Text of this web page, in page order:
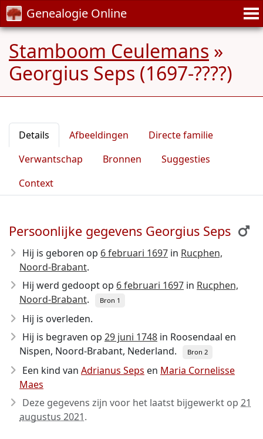
Genealogie Online
Stamboom Ceulemans »
Georgius Seps (1697-????)
Details Afbeeldingen
Directe familie
Verwantschap
Bronnen
Suggesties
Context
Persoonlijke gegevens Georgius Seps
Hij is geboren op 6 februari 1697 in Rucphen,
Noord-Brabant.
Hij werd gedoopt op 6 februari 1697 in Rucphen,
Noord-Brabant. Bron 1
Hij is overleden.
Hij is begraven op 29 juni 1748 in Roosendaal en
Nispen, Noord-Brabant, Nederland.
Bron 2
Een kind van Adrianus Seps en Maria Cornelisse
Maes
Deze gegevens zijn voor het laatst bijgewerkt op 21
augustus 2021.